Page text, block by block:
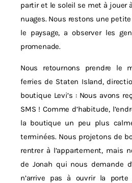
partir et le soleil se met à jouer
nuages. Nous restons une
le paysage, a observer les
promenade.
Nous retournons prendre le
ferries de Staten Island,
boutique Levi’s : Nous avons
SMS ! Comme d’habitude,
la boutique un peu plus
terminées. Nous projetons de
rentrer à l’appartement, mais
de Jonah qui nous demande
n’arrive pas à ouvrir la